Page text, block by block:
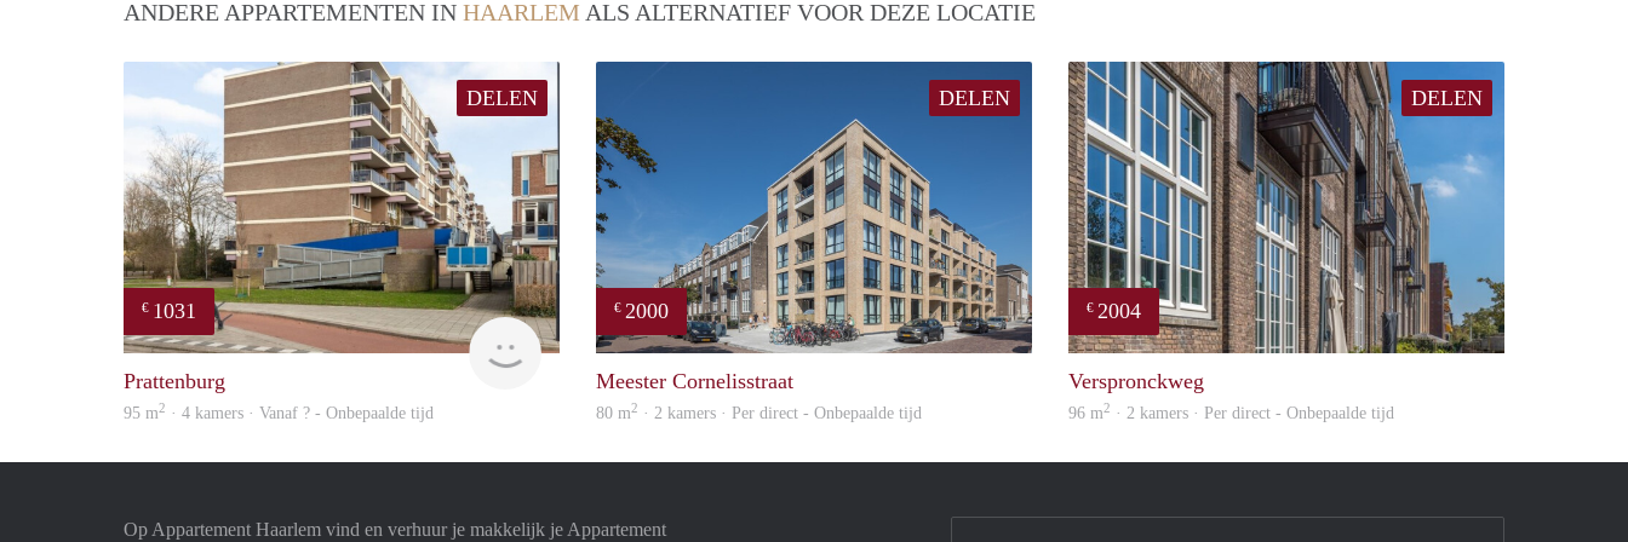
ANDERE APPARTEMENTEN IN HAARLEM ALS ALTERNATIEF VOOR DEZE LOCATIE
DELEN
€ 1031
Woning
Prattenburg
95 m2 · 4 kamers · Vanaf ? - Onbepaalde tijd
DELEN
€ 2000
property
Meester Cornelisstraat
80 m2 · 2 kamers · Per direct - Onbepaalde tijd
DELEN
€ 2004
property
Verspronckweg
96 m2 · 2 kamers · Per direct - Onbepaalde tijd
Op Appartement Haarlem vind en verhuur je makkelijk je Appartement